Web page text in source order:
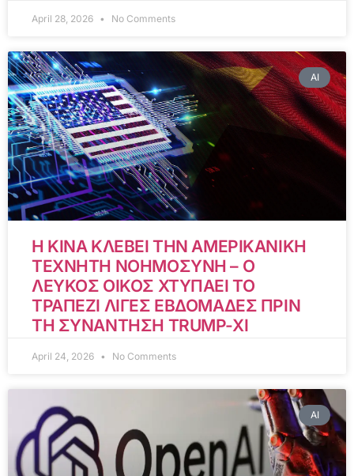
April 28, 2026 No Comments
AI
Η ΚΙΝΑ ΚΛΕΒΕΙ ΤΗΝ ΑΜΕΡΙΚΑΝΙΚΗ
ΤΕΧΝΗΤΗ ΝΟΗΜΟΣΥΝΗ – Ο
ΛΕΥΚΟΣ ΟΙΚΟΣ ΧΤΥΠΑΕΙ ΤΟ
ΤΡΑΠΕΖΙ ΛΙΓΕΣ ΕΒΔΟΜΑΔΕΣ ΠΡΙΝ
ΤΗ ΣΥΝΑΝΤΗΣΗ TRUMP-XI
April 24, 2026 No Comments
AI